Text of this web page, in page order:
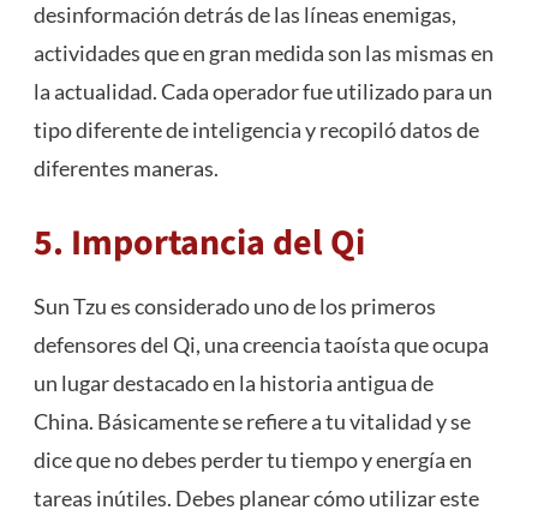
desinformación detrás de las líneas enemigas,
actividades que en gran medida son las mismas en
la actualidad. Cada operador fue utilizado para un
tipo diferente de inteligencia y recopiló datos de
diferentes maneras.
5. Importancia del Qi
Sun Tzu es considerado uno de los primeros
defensores del Qi, una creencia taoísta que ocupa
un lugar destacado en la historia antigua de
China. Básicamente se refiere a tu vitalidad y se
dice que no debes perder tu tiempo y energía en
tareas inútiles. Debes planear cómo utilizar este